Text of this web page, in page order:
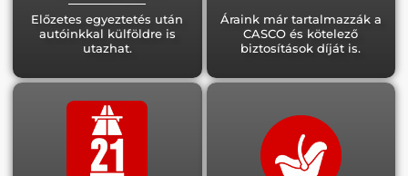
Előzetes egyeztetés után
autóinkkal külföldre is
utazhat.
Áraink már tartalmazzák a
CASCO és kötelező
biztosítások díját is.